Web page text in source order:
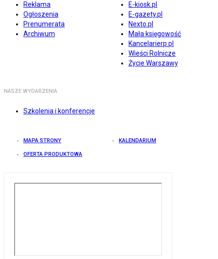
Reklama
Ogłoszenia
Prenumerata
Archiwum
E-kiosk.pl
E-gazety.pl
Nexto.pl
Mała księgowość
Kancelarierp.pl
Wieści Rolnicze
Życie Warszawy
NASZE WYDARZENIA
Szkolenia i konferencje
MAPA STRONY KALENDARIUM
OFERTA PRODUKTOWA